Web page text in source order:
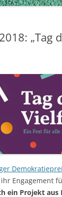
„Tag
Engagement
ein Projekt aus